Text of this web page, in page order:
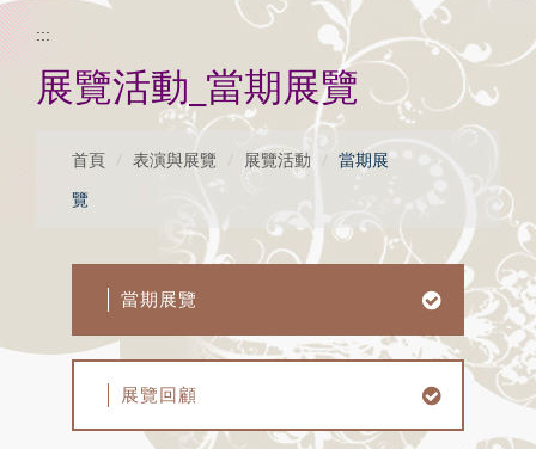
區
塊
:::
展覽活動_當期展覽
首頁 表演與展覽 展覽活動
當期展
覽
當期展覽
展覽回顧